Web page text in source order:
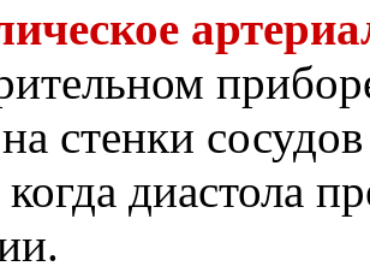
стенки
диастола